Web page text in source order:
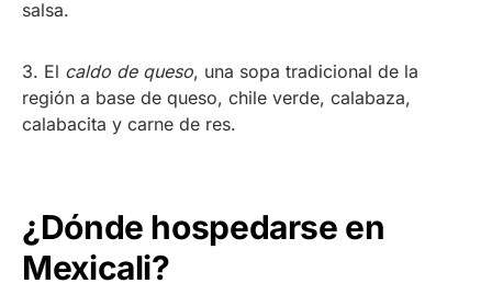
salsa.
3. El caldo de queso, una sopa tradicional de la
región a base de queso, chile verde, calabaza,
calabacita y carne de res.
¿Dónde hospedarse en
Mexicali?